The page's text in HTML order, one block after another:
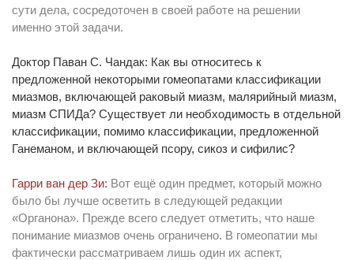
сути дела, сосредоточен в своей работе на решении
именно этой задачи.
Доктор Паван С. Чандак: Как вы относитесь к
предложенной некоторыми гомеопатами классификации
миазмов, включающей раковый миазм, малярийный миазм,
миазм СПИДа? Существует ли необходимость в отдельной
классификации, помимо классификации, предложенной
Ганеманом, и включающей псору, сикоз и сифилис?
Гарри ван дер Зи: Вот ещё один предмет, который можно
было бы лучше осветить в следующей редакции
«Органона». Прежде всего следует отметить, что наше
понимание миазмов очень ограничено. В гомеопатии мы
фактически рассматриваем лишь один их аспект,